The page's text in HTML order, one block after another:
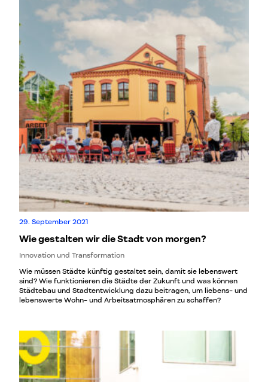
29. September 2021
Wie gestalten wir die Stadt von morgen?
Innovation und Transformation
Wie müssen Städte künftig gestaltet sein, damit sie lebenswert
sind? Wie funktionieren die Städte der Zukunft und was können
Städtebau und Stadtentwicklung dazu beitragen, um liebens- und
lebenswerte Wohn- und Arbeitsatmosphären zu schaffen?